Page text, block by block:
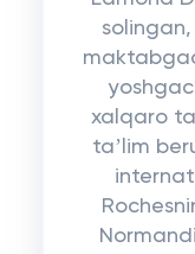
xalqaro
taʼlim